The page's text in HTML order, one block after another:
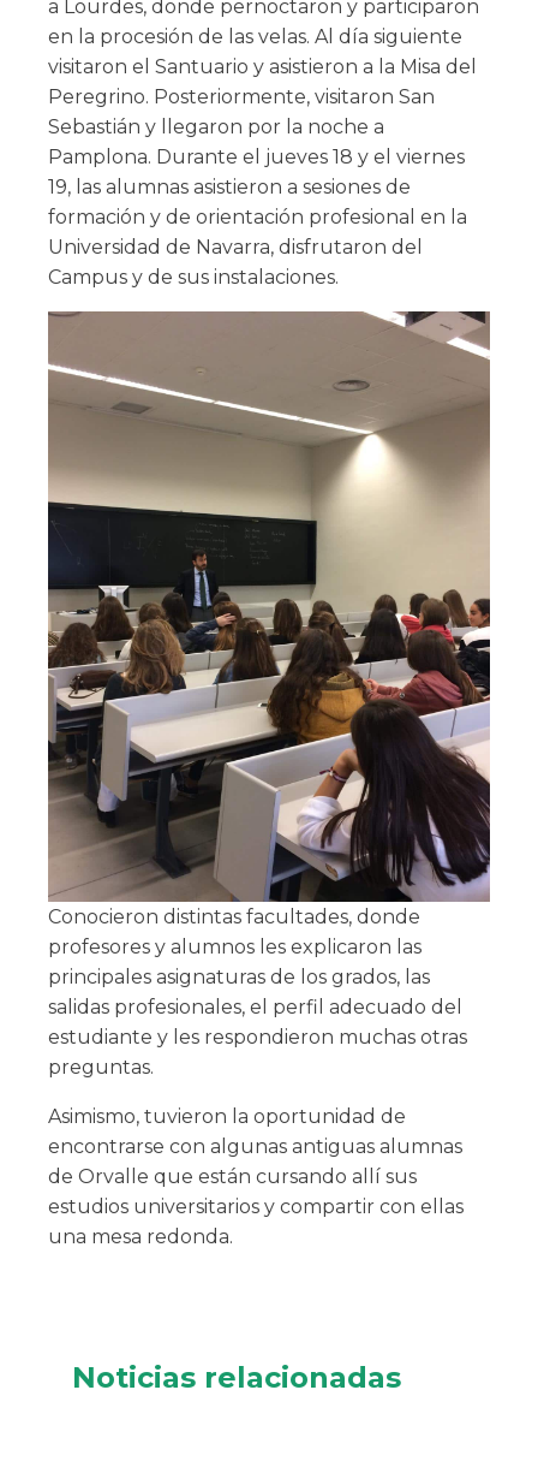
a Lourdes, donde pernoctaron y participaron
en la procesión de las velas. Al día siguiente
visitaron el Santuario y asistieron a la Misa del
Peregrino. Posteriormente, visitaron San
Sebastián y llegaron por la noche a
Pamplona. Durante el jueves 18 y el viernes
19, las alumnas asistieron a sesiones de
formación y de orientación profesional en la
Universidad de Navarra, disfrutaron del
Campus y de sus instalaciones.
Conocieron distintas facultades, donde
profesores y alumnos les explicaron las
principales asignaturas de los grados, las
salidas profesionales, el perfil adecuado del
estudiante y les respondieron muchas otras
preguntas.
Asimismo, tuvieron la oportunidad de
encontrarse con algunas antiguas alumnas
de Orvalle que están cursando allí sus
estudios universitarios y compartir con ellas
una mesa redonda.
Noticias relacionadas